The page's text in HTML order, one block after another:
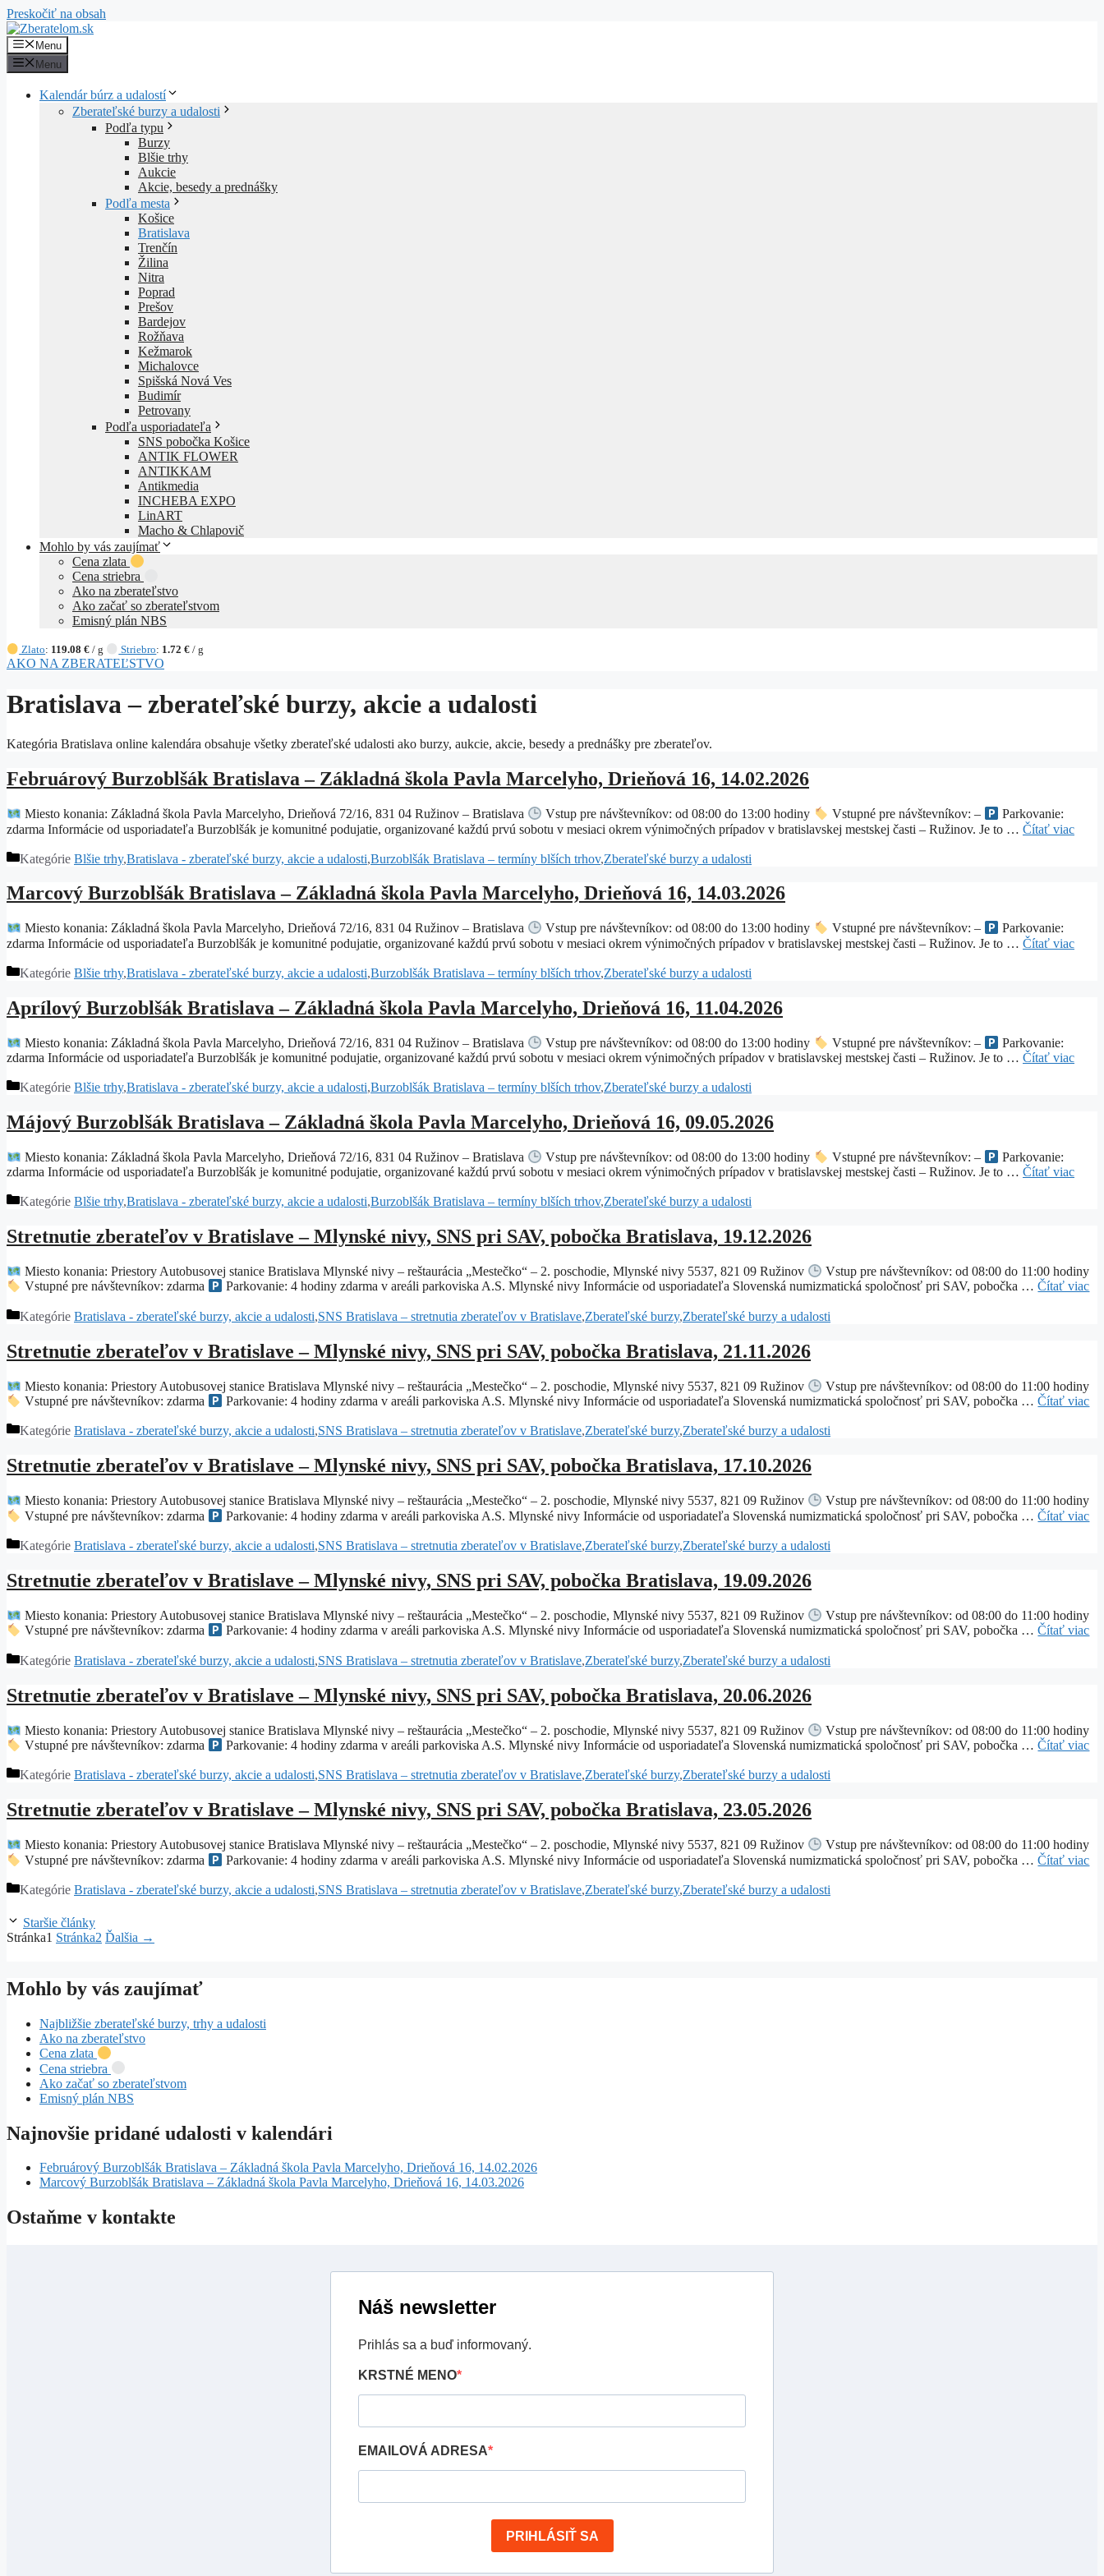
Preskočiť na obsah
Menu
Menu
Kalendár búrz a udalostí
Zberateľské burzy a udalosti
Podľa typu
Burzy
Blšie trhy
Aukcie
Akcie, besedy a prednášky
Podľa mesta
Košice
Bratislava
Trenčín
Žilina
Nitra
Poprad
Prešov
Bardejov
Rožňava
Kežmarok
Michalovce
Spišská Nová Ves
Budimír
Petrovany
Podľa usporiadateľa
SNS pobočka Košice
ANTIK FLOWER
ANTIKKAM
Antikmedia
INCHEBA EXPO
LinART
Macho & Chlapovič
Mohlo by vás zaujímať
Cena zlata
Cena striebra
Ako na zberateľstvo
Ako začať so zberateľstvom
Emisný plán NBS
Zlato: 119.08 € / g Striebro: 1.72 € / g
AKO NA ZBERATEĽSTVO
Bratislava – zberateľské burzy, akcie a udalosti
Kategória Bratislava online kalendára obsahuje všetky zberateľské udalosti ako burzy, aukcie, akcie, besedy a prednášky pre zberateľov.
Februárový Burzoblšák Bratislava – Základná škola Pavla Marcelyho, Drieňová 16, 14.02.2026
Miesto konania: Základná škola Pavla Marcelyho, Drieňová 72/16, 831 04 Ružinov – Bratislava Vstup pre návštevníkov: od 08:00 do 13:00 hodiny Vstupné pre návštevníkov: –
Parkovanie:
zdarma Informácie od usporiadateľa Burzoblšák je komunitné podujatie, organizované každú prvú sobotu v mesiaci okrem výnimočných prípadov v bratislavskej mestskej časti – Ružinov. Je to … Čítať viac
Kategórie Blšie trhy,Bratislava - zberateľské burzy, akcie a udalosti,Burzoblšák Bratislava – termíny blších trhov,Zberateľské burzy a udalosti
Marcový Burzoblšák Bratislava – Základná škola Pavla Marcelyho, Drieňová 16, 14.03.2026
Miesto konania: Základná škola Pavla Marcelyho, Drieňová 72/16, 831 04 Ružinov – Bratislava Vstup pre návštevníkov: od 08:00 do 13:00 hodiny Vstupné pre návštevníkov: –
Parkovanie:
zdarma Informácie od usporiadateľa Burzoblšák je komunitné podujatie, organizované každú prvú sobotu v mesiaci okrem výnimočných prípadov v bratislavskej mestskej časti – Ružinov. Je to … Čítať viac
Kategórie Blšie trhy,Bratislava - zberateľské burzy, akcie a udalosti,Burzoblšák Bratislava – termíny blších trhov,Zberateľské burzy a udalosti
Aprílový Burzoblšák Bratislava – Základná škola Pavla Marcelyho, Drieňová 16, 11.04.2026
Miesto konania: Základná škola Pavla Marcelyho, Drieňová 72/16, 831 04 Ružinov – Bratislava Vstup pre návštevníkov: od 08:00 do 13:00 hodiny Vstupné pre návštevníkov: –
Parkovanie:
zdarma Informácie od usporiadateľa Burzoblšák je komunitné podujatie, organizované každú prvú sobotu v mesiaci okrem výnimočných prípadov v bratislavskej mestskej časti – Ružinov. Je to … Čítať viac
Kategórie Blšie trhy,Bratislava - zberateľské burzy, akcie a udalosti,Burzoblšák Bratislava – termíny blších trhov,Zberateľské burzy a udalosti
Májový Burzoblšák Bratislava – Základná škola Pavla Marcelyho, Drieňová 16, 09.05.2026
Miesto konania: Základná škola Pavla Marcelyho, Drieňová 72/16, 831 04 Ružinov – Bratislava Vstup pre návštevníkov: od 08:00 do 13:00 hodiny Vstupné pre návštevníkov: –
Parkovanie:
zdarma Informácie od usporiadateľa Burzoblšák je komunitné podujatie, organizované každú prvú sobotu v mesiaci okrem výnimočných prípadov v bratislavskej mestskej časti – Ružinov. Je to … Čítať viac
Kategórie Blšie trhy,Bratislava - zberateľské burzy, akcie a udalosti,Burzoblšák Bratislava – termíny blších trhov,Zberateľské burzy a udalosti
Stretnutie zberateľov v Bratislave – Mlynské nivy, SNS pri SAV, pobočka Bratislava, 19.12.2026
Miesto konania: Priestory Autobusovej stanice Bratislava Mlynské nivy – reštaurácia „Mestečko“ – 2. poschodie, Mlynské nivy 5537, 821 09 Ružinov
Vstup pre návštevníkov: od 08:00 do 11:00 hodiny
Vstupné pre návštevníkov: zdarma
Parkovanie: 4 hodiny zdarma v areáli parkoviska A.S. Mlynské nivy Informácie od usporiadateľa Slovenská numizmatická spoločnosť pri SAV, pobočka …Čítať viac
Kategórie Bratislava - zberateľské burzy, akcie a udalosti,SNS Bratislava – stretnutia zberateľov v Bratislave,Zberateľské burzy,Zberateľské burzy a udalosti
Stretnutie zberateľov v Bratislave – Mlynské nivy, SNS pri SAV, pobočka Bratislava, 21.11.2026
Miesto konania: Priestory Autobusovej stanice Bratislava Mlynské nivy – reštaurácia „Mestečko“ – 2. poschodie, Mlynské nivy 5537, 821 09 Ružinov
Vstup pre návštevníkov: od 08:00 do 11:00 hodiny
Vstupné pre návštevníkov: zdarma
Parkovanie: 4 hodiny zdarma v areáli parkoviska A.S. Mlynské nivy Informácie od usporiadateľa Slovenská numizmatická spoločnosť pri SAV, pobočka …Čítať viac
Kategórie Bratislava - zberateľské burzy, akcie a udalosti,SNS Bratislava – stretnutia zberateľov v Bratislave,Zberateľské burzy,Zberateľské burzy a udalosti
Stretnutie zberateľov v Bratislave – Mlynské nivy, SNS pri SAV, pobočka Bratislava, 17.10.2026
Miesto konania: Priestory Autobusovej stanice Bratislava Mlynské nivy – reštaurácia „Mestečko“ – 2. poschodie, Mlynské nivy 5537, 821 09 Ružinov
Vstup pre návštevníkov: od 08:00 do 11:00 hodiny
Vstupné pre návštevníkov: zdarma
Parkovanie: 4 hodiny zdarma v areáli parkoviska A.S. Mlynské nivy Informácie od usporiadateľa Slovenská numizmatická spoločnosť pri SAV, pobočka …Čítať viac
Kategórie Bratislava - zberateľské burzy, akcie a udalosti,SNS Bratislava – stretnutia zberateľov v Bratislave,Zberateľské burzy,Zberateľské burzy a udalosti
Stretnutie zberateľov v Bratislave – Mlynské nivy, SNS pri SAV, pobočka Bratislava, 19.09.2026
Miesto konania: Priestory Autobusovej stanice Bratislava Mlynské nivy – reštaurácia „Mestečko“ – 2. poschodie, Mlynské nivy 5537, 821 09 Ružinov
Vstup pre návštevníkov: od 08:00 do 11:00 hodiny
Vstupné pre návštevníkov: zdarma
Parkovanie: 4 hodiny zdarma v areáli parkoviska A.S. Mlynské nivy Informácie od usporiadateľa Slovenská numizmatická spoločnosť pri SAV, pobočka …Čítať viac
Kategórie Bratislava - zberateľské burzy, akcie a udalosti,SNS Bratislava – stretnutia zberateľov v Bratislave,Zberateľské burzy,Zberateľské burzy a udalosti
Stretnutie zberateľov v Bratislave – Mlynské nivy, SNS pri SAV, pobočka Bratislava, 20.06.2026
Miesto konania: Priestory Autobusovej stanice Bratislava Mlynské nivy – reštaurácia „Mestečko“ – 2. poschodie, Mlynské nivy 5537, 821 09 Ružinov
Vstup pre návštevníkov: od 08:00 do 11:00 hodiny
Vstupné pre návštevníkov: zdarma
Parkovanie: 4 hodiny zdarma v areáli parkoviska A.S. Mlynské nivy Informácie od usporiadateľa Slovenská numizmatická spoločnosť pri SAV, pobočka …Čítať viac
Kategórie Bratislava - zberateľské burzy, akcie a udalosti,SNS Bratislava – stretnutia zberateľov v Bratislave,Zberateľské burzy,Zberateľské burzy a udalosti
Stretnutie zberateľov v Bratislave – Mlynské nivy, SNS pri SAV, pobočka Bratislava, 23.05.2026
Miesto konania: Priestory Autobusovej stanice Bratislava Mlynské nivy – reštaurácia „Mestečko“ – 2. poschodie, Mlynské nivy 5537, 821 09 Ružinov
Vstup pre návštevníkov: od 08:00 do 11:00 hodiny
Vstupné pre návštevníkov: zdarma
Parkovanie: 4 hodiny zdarma v areáli parkoviska A.S. Mlynské nivy Informácie od usporiadateľa Slovenská numizmatická spoločnosť pri SAV, pobočka …Čítať viac
Kategórie Bratislava - zberateľské burzy, akcie a udalosti,SNS Bratislava – stretnutia zberateľov v Bratislave,Zberateľské burzy,Zberateľské burzy a udalosti
Staršie články
Stránka1 Stránka2 Ďalšia →
Mohlo by vás zaujímať
Najbližšie zberateľské burzy, trhy a udalosti
Ako na zberateľstvo
Cena zlata
Cena striebra
Ako začať so zberateľstvom
Emisný plán NBS
Najnovšie pridané udalosti v kalendári
Februárový Burzoblšák Bratislava – Základná škola Pavla Marcelyho, Drieňová 16, 14.02.2026
Marcový Burzoblšák Bratislava – Základná škola Pavla Marcelyho, Drieňová 16, 14.03.2026
Ostaňme v kontakte
Náš newsletter
Prihlás sa a buď informovaný.
KRSTNÉ MENO
EMAILOVÁ ADRESA
PRIHLÁSIŤ SA